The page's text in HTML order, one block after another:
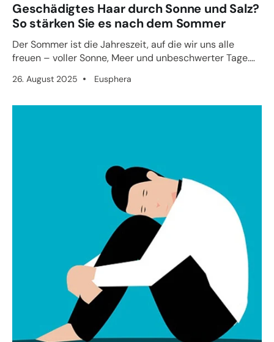
Geschädigtes Haar durch Sonne und Salz?
So stärken Sie es nach dem Sommer
Der Sommer ist die Jahreszeit, auf die wir uns alle
freuen – voller Sonne, Meer und unbeschwerter Tage.
26. August 2025 Eusphera